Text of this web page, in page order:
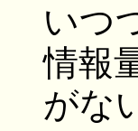
いつ
情報
がな